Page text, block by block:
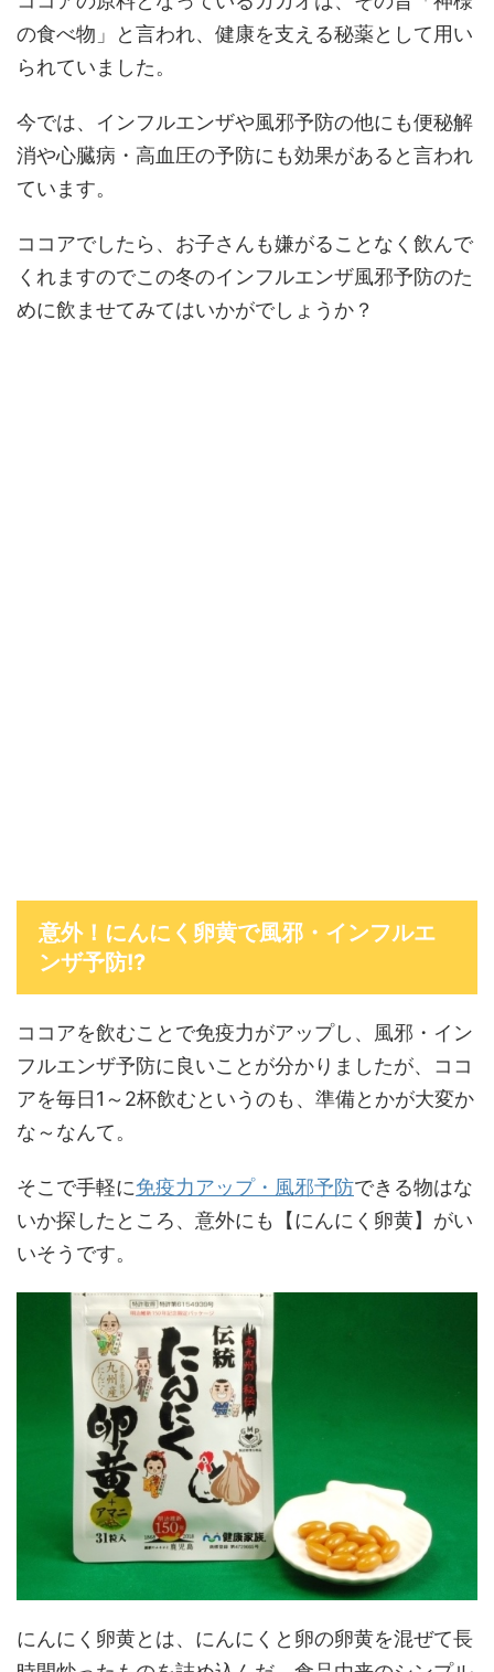
の食べ物」と言われ、健康を支える秘薬として用い
られていました。
今では、インフルエンザや風邪予防の他にも便秘解
消や心臓病・高血圧の予防にも効果があると言われ
ています。
ココアでしたら、お子さんも嫌がることなく飲んで
くれますのでこの冬のインフルエンザ風邪予防のた
めに飲ませてみてはいかがでしょうか？
意外！にんにく卵黄で風邪・インフルエ
ンザ予防!?
ココアを飲むことで免疫力がアップし、風邪・イン
フルエンザ予防に良いことが分かりましたが、ココ
アを毎日1～2杯飲むというのも、準備とかが大変か
な～なんて。
そこで手軽に免疫力アップ・風邪予防できる物はな
いか探したところ、意外にも【にんにく卵黄】がい
いそうです。
にんにく卵黄とは、にんにくと卵の卵黄を混ぜて長